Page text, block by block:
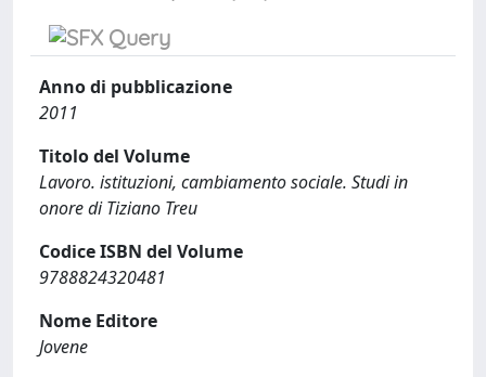
Anno di pubblicazione
2011
Titolo del Volume
Lavoro. istituzioni, cambiamento sociale. Studi in
onore di Tiziano Treu
Codice ISBN del Volume
9788824320481
Nome Editore
Jovene